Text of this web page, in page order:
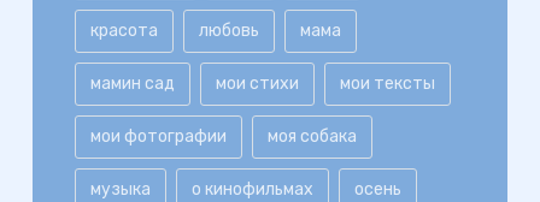
красота любовь мама
мамин сад мои стихи мои тексты
мои фотографии моя собака
музыка о кинофильмах осень